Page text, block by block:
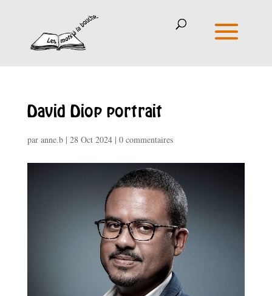
David Diop portrait
par anne.b| 28 Oct 2024| 0 commentaires